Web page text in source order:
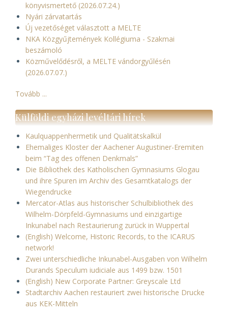
könyvismertető (2026.07.24.)
Nyári zárvatartás
Új vezetőséget választott a MELTE
NKA Közgyűjtemények Kollégiuma - Szakmai
beszámoló
Közművelődésről, a MELTE vándorgyűlésén
(2026.07.07.)
Tovább ...
Külföldi egyházi levéltári hírek
Kaulquappenhermetik und Qualitätskalkül
Ehemaliges Kloster der Aachener Augustiner-Eremiten
beim “Tag des offenen Denkmals”
Die Bibliothek des Katholischen Gymnasiums Glogau
und ihre Spuren im Archiv des Gesamtkatalogs der
Wiegendrucke
Mercator-Atlas aus historischer Schulbibliothek des
Wilhelm-Dörpfeld-Gymnasiums und einzigartige
Inkunabel nach Restaurierung zurück in Wuppertal
(English) Welcome, Historic Records, to the ICARUS
network!
Zwei unterschiedliche Inkunabel-Ausgaben von Wilhelm
Durands Speculum iudiciale aus 1499 bzw. 1501
(English) New Corporate Partner: Greyscale Ltd
Stadtarchiv Aachen restauriert zwei historische Drucke
aus KEK-Mitteln